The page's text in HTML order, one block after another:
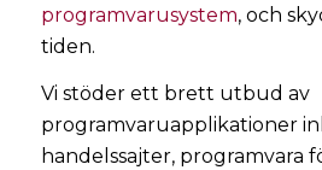
programvarusystem, och
tiden.
Vi stöder ett brett utbud av
programvaruapplikationer
handelssajter, programvara